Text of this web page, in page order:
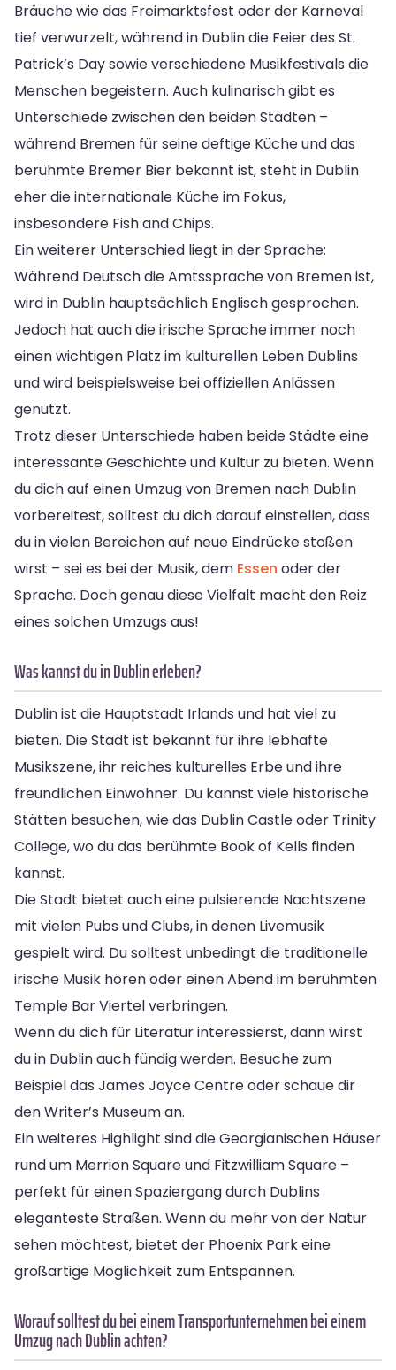
Bräuche wie das Freimarktsfest oder der Karneval
tief verwurzelt, während in Dublin die Feier des St.
Patrick’s Day sowie verschiedene Musikfestivals die
Menschen begeistern. Auch kulinarisch gibt es
Unterschiede zwischen den beiden Städten –
während Bremen für seine deftige Küche und das
berühmte Bremer Bier bekannt ist, steht in Dublin
eher die internationale Küche im Fokus,
insbesondere Fish and Chips.
Ein weiterer Unterschied liegt in der Sprache:
Während Deutsch die Amtssprache von Bremen ist,
wird in Dublin hauptsächlich Englisch gesprochen.
Jedoch hat auch die irische Sprache immer noch
einen wichtigen Platz im kulturellen Leben Dublins
und wird beispielsweise bei offiziellen Anlässen
genutzt.
Trotz dieser Unterschiede haben beide Städte eine
interessante Geschichte und Kultur zu bieten. Wenn
du dich auf einen Umzug von Bremen nach Dublin
vorbereitest, solltest du dich darauf einstellen, dass
du in vielen Bereichen auf neue Eindrücke stoßen
wirst – sei es bei der Musik, dem Essen oder der
Sprache. Doch genau diese Vielfalt macht den Reiz
eines solchen Umzugs aus!
Was kannst du in Dublin erleben?
Dublin ist die Hauptstadt Irlands und hat viel zu
bieten. Die Stadt ist bekannt für ihre lebhafte
Musikszene, ihr reiches kulturelles Erbe und ihre
freundlichen Einwohner. Du kannst viele historische
Stätten besuchen, wie das Dublin Castle oder Trinity
College, wo du das berühmte Book of Kells finden
kannst.
Die Stadt bietet auch eine pulsierende Nachtszene
mit vielen Pubs und Clubs, in denen Livemusik
gespielt wird. Du solltest unbedingt die traditionelle
irische Musik hören oder einen Abend im berühmten
Temple Bar Viertel verbringen.
Wenn du dich für Literatur interessierst, dann wirst
du in Dublin auch fündig werden. Besuche zum
Beispiel das James Joyce Centre oder schaue dir
den Writer’s Museum an.
Ein weiteres Highlight sind die Georgianischen Häuser
rund um Merrion Square und Fitzwilliam Square –
perfekt für einen Spaziergang durch Dublins
eleganteste Straßen. Wenn du mehr von der Natur
sehen möchtest, bietet der Phoenix Park eine
großartige Möglichkeit zum Entspannen.
Worauf solltest du bei einem Transportunternehmen bei einem
Umzug nach Dublin achten?